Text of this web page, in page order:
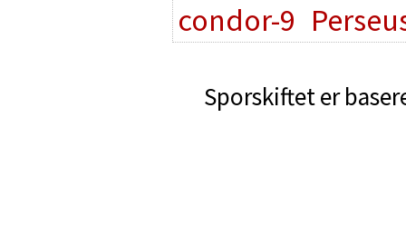
condor-9
Sporskiftet er